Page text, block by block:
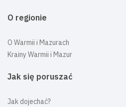
O regionie
O Warmii i Mazurach
Krainy Warmii i Mazur
Jak się poruszać
Jak dojechać?